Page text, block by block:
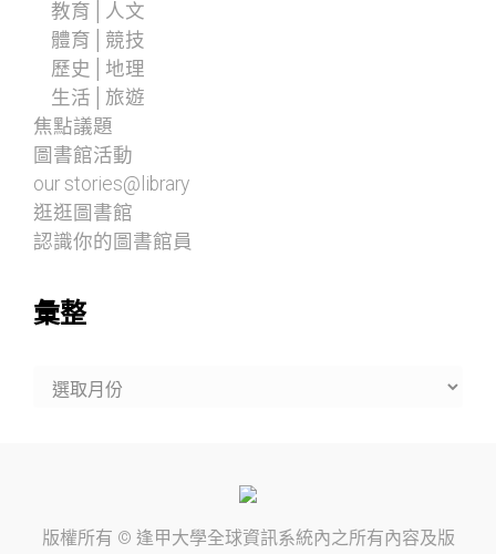
教育│人文
體育│競技
歷史│地理
生活│旅遊
焦點議題
圖書館活動
our stories@library
逛逛圖書館
認識你的圖書館員
彙整
版權所有 © 逢甲大學全球資訊系統內之所有內容及版